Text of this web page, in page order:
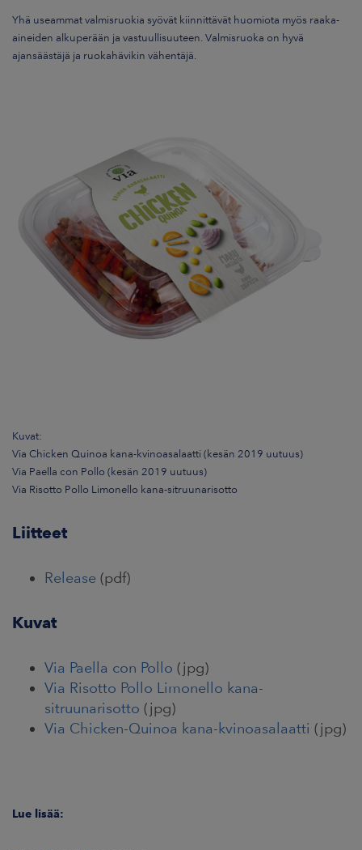
Yhä useammat valmisruokia syövät kiinnittävät huomiota myös raaka-
aineiden alkuperään ja vastuullisuuteen. Valmisruoka on hyvä
ajansäästäjä ja ruokahävikin vähentäjä.
Kuvat:
Via Chicken Quinoa kana-kvinoasalaatti (kesän 2019 uutuus)
Via Paella con Pollo (kesän 2019 uutuus)
Via Risotto Pollo Limonello kana-sitruunarisotto
Liitteet
Release (pdf)
Kuvat
Via Paella con Pollo (jpg)
Via Risotto Pollo Limonello kana-
sitruunarisotto (jpg)
Via Chicken-Quinoa kana-kvinoasalaatti (jpg)
Lue lisää: